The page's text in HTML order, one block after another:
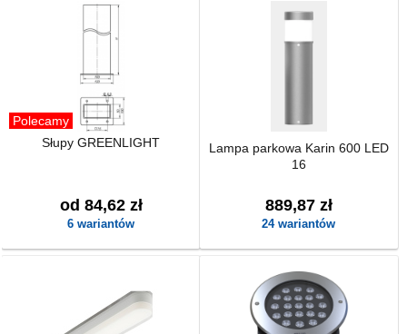
Polecamy
Słupy GREENLIGHT
od 84,62 zł
6 wariantów
Lampa parkowa Karin 600 LED
16
889,87 zł
24 wariantów